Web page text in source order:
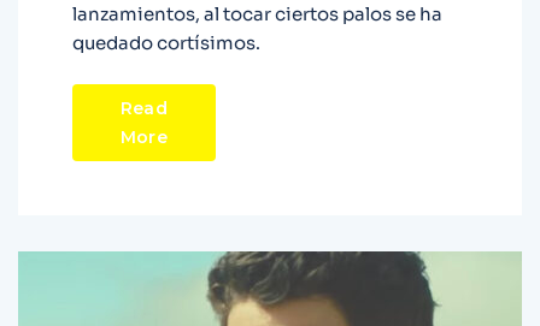
lanzamientos, al tocar ciertos palos se ha
quedado cortísimos.
Read
More